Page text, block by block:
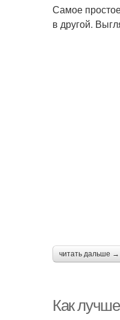
Самое
в другой.
читать дальше →
Как